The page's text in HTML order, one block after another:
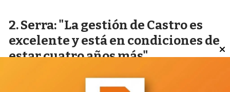
Serra: "La gestión de Castro es
excelente y está en condiciones de
estar cuatro años más"